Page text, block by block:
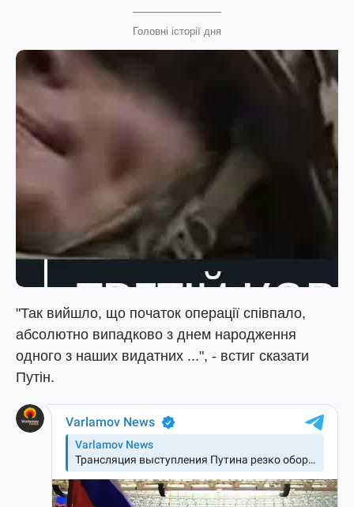
Головні історії дня
"Так вийшло, що початок операції співпало,
абсолютно випадково з днем народження
одного з наших видатних ...", - встиг сказати
Путін.